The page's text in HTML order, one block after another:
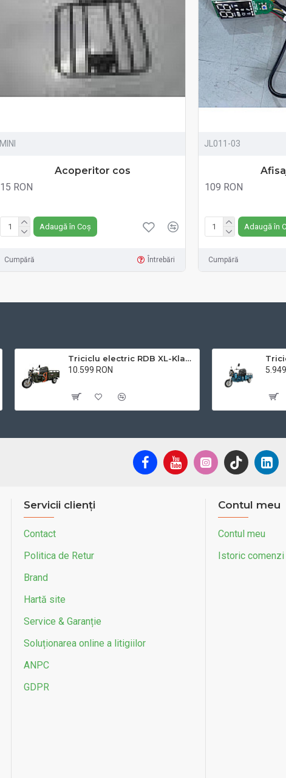
MINI
Acoperitor cos
15 RON
Adaugă în Coș
Cumpără Întrebări
JL011-03
109 RON
Adaugă în
Cumpără
Ajustator pedala picior
25 RON
Cumpără
Ajutator
69 RON